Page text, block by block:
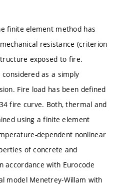
finite element method has
resistance (criterion
exposed to fire.
as a simply
Fire load has been defined
fire curve. Both, thermal and
using a finite element
dependent nonlinear
of concrete and
accordance with Eurocode
model Menetrey-Willam with